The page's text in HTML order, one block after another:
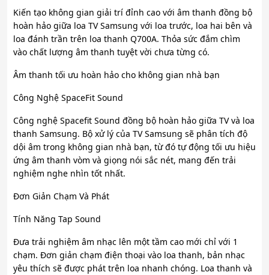
Kiến tạo không gian giải trí đỉnh cao với âm thanh đồng bộ
hoàn hảo giữa loa TV Samsung với loa trước, loa hai bên và
loa đánh trần trên loa thanh Q700A. Thỏa sức đắm chìm
vào chất lượng âm thanh tuyệt vời chưa từng có.
Âm thanh tối ưu hoàn hảo cho không gian nhà bạn
Công Nghệ SpaceFit Sound
Công nghệ Spacefit Sound đồng bộ hoàn hảo giữa TV và loa
thanh Samsung. Bộ xử lý của TV Samsung sẽ phân tích độ
dội âm trong không gian nhà bạn, từ đó tự động tối ưu hiệu
ứng âm thanh vòm và giọng nói sắc nét, mang đến trải
nghiệm nghe nhìn tốt nhất.
Đơn Giản Chạm Và Phát
Tính Năng Tap Sound
Đưa trải nghiệm âm nhạc lên một tầm cao mới chỉ với 1
chạm. Đơn giản chạm điện thoại vào loa thanh, bản nhạc
yêu thích sẽ được phát trên loa nhanh chóng. Loa thanh và